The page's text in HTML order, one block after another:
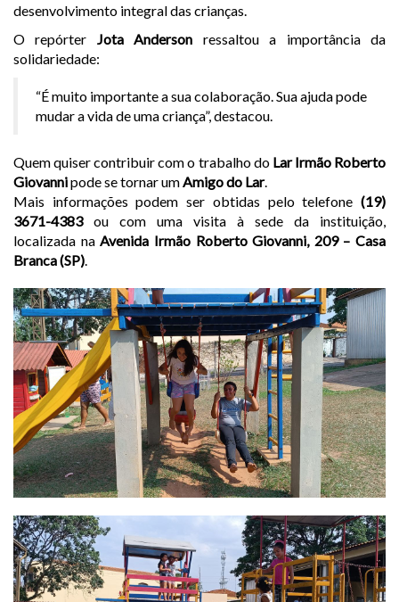
desenvolvimento integral das crianças.
O repórter
Jota Anderson ressaltou a importância da
solidariedade:
“É muito importante a sua colaboração. Sua ajuda pode
mudar a vida de uma criança”, destacou.
Quem quiser contribuir com o trabalho do Lar Irmão Roberto
Giovannipode se tornar um Amigo do Lar.
Mais informações podem ser obtidas pelo telefone (19)
3671-4383ou com uma visita à sede da instituição,
localizada na Avenida Irmão Roberto Giovanni, 209 – Casa
Branca (SP)